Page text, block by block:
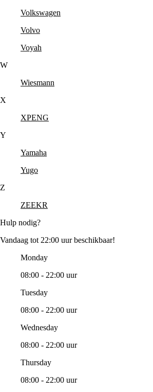
Volkswagen
Volvo
Voyah
W
Wiesmann
X
XPENG
Y
Yamaha
Yugo
Z
ZEEKR
Hulp nodig?
Vandaag tot 22:00 uur beschikbaar!
Monday
08:00 - 22:00 uur
Tuesday
08:00 - 22:00 uur
Wednesday
08:00 - 22:00 uur
Thursday
08:00 - 22:00 uur